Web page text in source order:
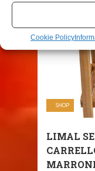
Cookie Policy
SHOP
LIMAL